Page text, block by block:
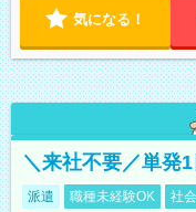
気になる！
＼来社不要／単発
派遣 職種未経験OK 社